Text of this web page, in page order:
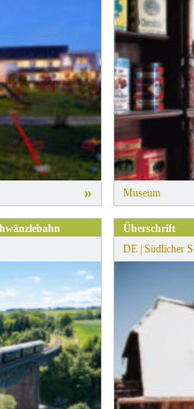
» Museum
Überschrift
DE | Südlicher